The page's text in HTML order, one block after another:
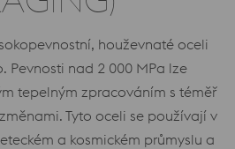
houževnaté oceli
Pevnosti nad 2 000 MPa lze
tepelným zpracováním s téměř
Tyto oceli se používají v
a kosmickém průmyslu a